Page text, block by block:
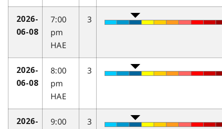
2026-
06-08
7:00
pm
HAE
3
2026-
06-08
8:00
pm
HAE
3
2026-
9:00
3